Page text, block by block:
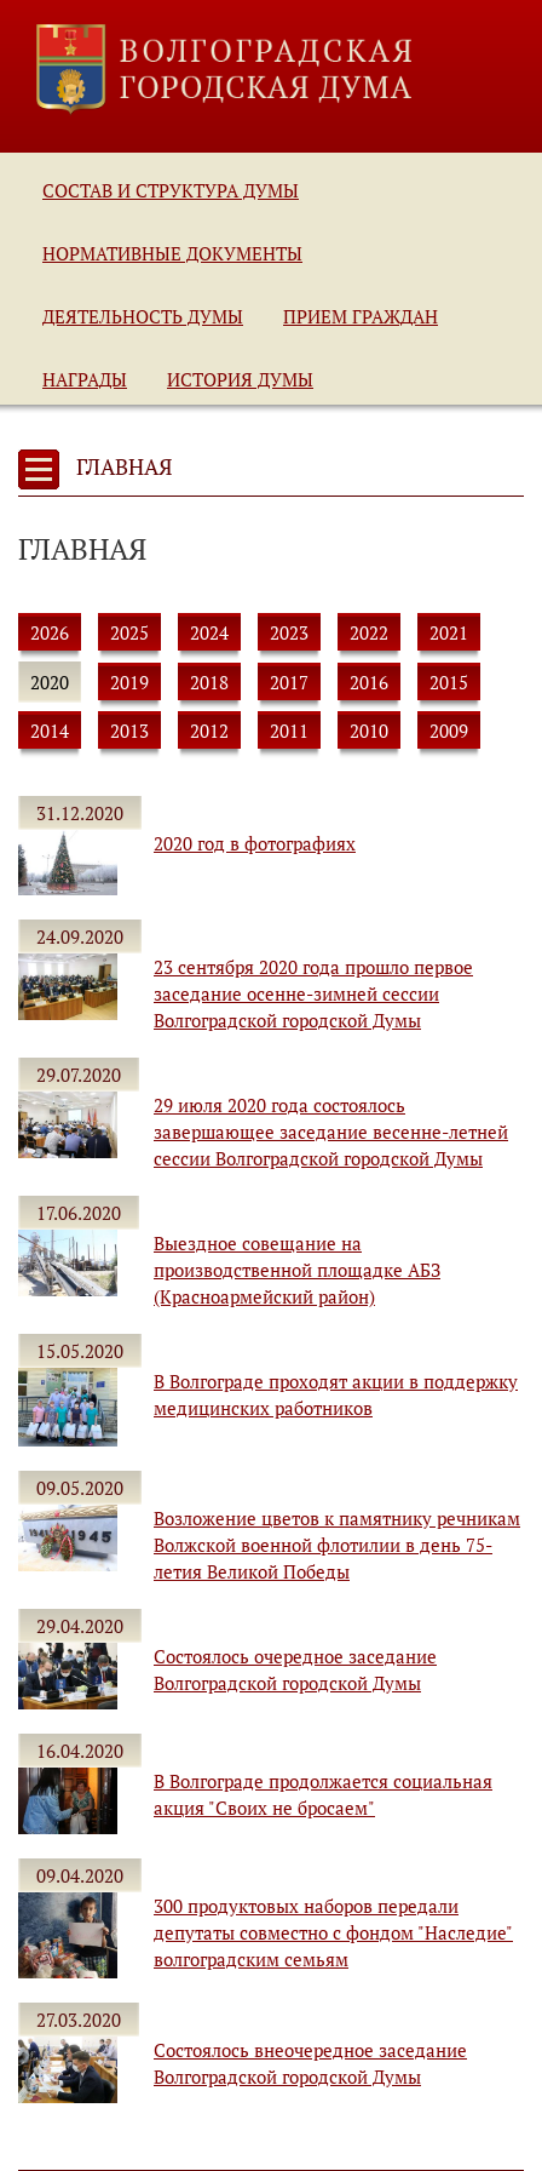
СОСТАВ И СТРУКТУРА ДУМЫ
НОРМАТИВНЫЕ ДОКУМЕНТЫ
ДЕЯТЕЛЬНОСТЬ ДУМЫ ПРИЕМ ГРАЖДАН
НАГРАДЫ ИСТОРИЯ ДУМЫ
ГЛАВНАЯ
ГЛАВНАЯ
2026 2025 2024 2023 2022 2021
2020 2019 2018 2017 2016
2015
2014
2013 2012 2011 2010 2009
31.12.2020
2020 год в фотографиях
24.09.2020
23 сентября 2020 года прошло первое
заседание осенне-зимней сессии
Волгоградской городской Думы
29.07.2020
29 июля 2020 года состоялось
завершающее заседание весенне-летней
сессии Волгоградской городской Думы
17.06.2020
Выездное совещание на
производственной площадке АБЗ
(Красноармейский район)
15.05.2020
В Волгограде проходят акции в поддержку
медицинских работников
09.05.2020
Возложение цветов к памятнику речникам
Волжской военной флотилии в день 75-
летия Великой Победы
29.04.2020
Состоялось очередное заседание
Волгоградской городской Думы
16.04.2020
В Волгограде продолжается социальная
акция "Своих не бросаем"
09.04.2020
300 продуктовых наборов передали
депутаты совместно с фондом "Наследие"
волгоградским семьям
27.03.2020
Состоялось внеочередное заседание
Волгоградской городской Думы